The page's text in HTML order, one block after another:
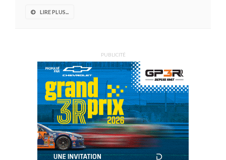
LIRE PLUS...
PUBLICITÉ